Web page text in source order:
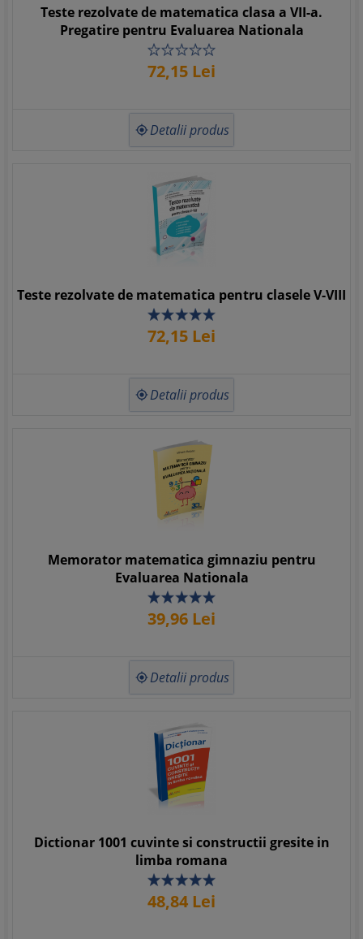
Teste rezolvate de matematica clasa a VII-a.
Pregatire pentru Evaluarea Nationala
72,15 Lei
 Detalii produs
Teste rezolvate de matematica pentru clasele V-VIII
72,15 Lei
 Detalii produs
Memorator matematica gimnaziu pentru
Evaluarea Nationala
39,96 Lei
 Detalii produs
Dictionar 1001 cuvinte si constructii gresite in
limba romana
48,84 Lei